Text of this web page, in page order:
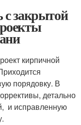
закрытой
кирпичной
порядовку. В
детально
и исправленную